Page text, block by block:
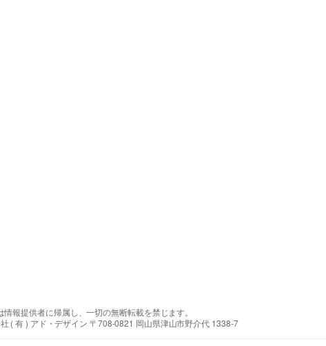
報提供者に帰属し、一切の無断転載を禁じます。
( 有 ) アド・デザイン 〒708-0821 岡山県津山市野介代 1338-7